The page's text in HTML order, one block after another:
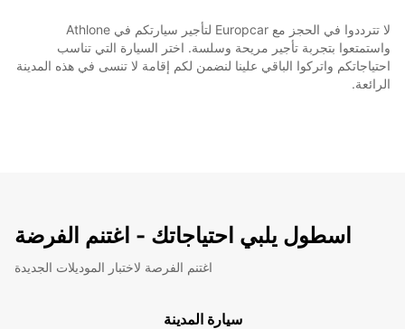
لا تترددوا في الحجز مع Europcar لتأجير سيارتكم في Athlone
واستمتعوا بتجربة تأجير مريحة وسلسة. اختر السيارة التي تناسب
احتياجاتكم واتركوا الباقي علينا لنضمن لكم إقامة لا تنسى في هذه المدينة
الرائعة.
اسطول يلبي احتياجاتك - اغتنم الفرضة
اغتنم الفرصة لاختبار الموديلات الجديدة
سيارة المدينة